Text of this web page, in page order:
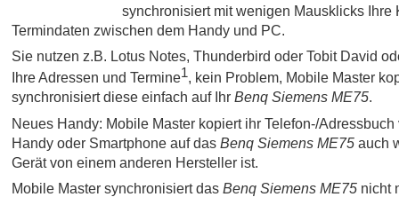
synchronisiert mit wenigen Mausklicks Ihre
Termindaten zwischen dem Handy und PC.
Sie nutzen z.B. Lotus Notes, Thunderbird oder Tobit David
Ihre Adressen und Termine1, kein Problem, Mobile Master
synchronisiert diese einfach auf Ihr Benq Siemens ME75.
Neues Handy: Mobile Master kopiert ihr Telefon-/Adressbuch
Handy oder Smartphone auf das Benq Siemens ME75 auch
Gerät von einem anderen Hersteller ist.
Mobile Master synchronisiert das Benq Siemens ME75 nicht